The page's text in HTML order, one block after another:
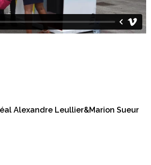
Alexandre Leullier&Marion Sueur